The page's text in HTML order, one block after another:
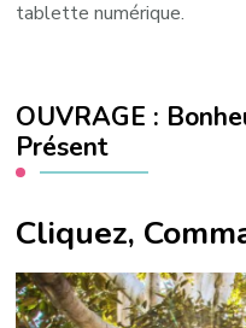
tablette numérique.
OUVRAGE :
Présent
Cliquez,